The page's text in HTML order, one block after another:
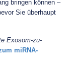
bringen können –
Sie überhaupt
Exosom-zu-
miRNA-